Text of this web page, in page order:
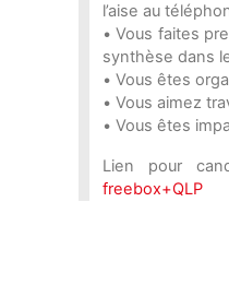
l’aise au
• Vous faites
synthèse dans
• Vous êtes
• Vous aimez
• Vous êtes
Lien pour
freebox+QLP